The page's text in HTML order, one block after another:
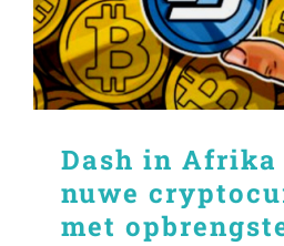
Dash in Afrika
nuwe
met